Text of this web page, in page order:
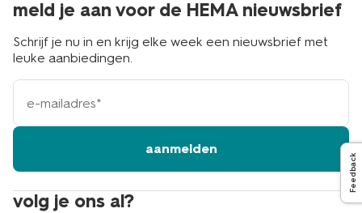
volg je ons al?
meld je aan voor de HEMA nieuwsbrief
Schrijf je nu in en krijg elke week een nieuwsbrief met
leuke aanbiedingen.
e-
mailadres
aanmelden
Feedback